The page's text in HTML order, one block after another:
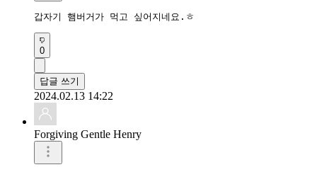
갑자기 햄버거가 먹고 싶어지네요.ㅎ
0
답글 쓰기
2024.02.13 14:22
Forgiving Gentle Henry